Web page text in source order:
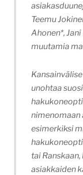
Teemu
Ahonen*, Jani
muutamia
unohtaa
nimenomaan
esimerkiksi
tai
asiakkaiden